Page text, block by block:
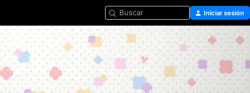
Buscar Iniciar sesión